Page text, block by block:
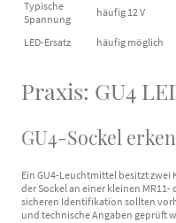
Typische
Spannung
häufig 12 V
LED-Ersatz häufig möglich
Praxis: GU4
GU4-Sockel
Ein GU4-Leuchtmittel besitzt
der Sockel an einer kleinen
sicheren Identifikation sollten
und technische Angaben geprüft